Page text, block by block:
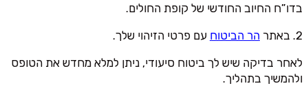
בדו”ח החיוב החודשי של קופת החולים.
2. באתר
הר הביטוח עם פרטי הזיהוי שלך.
לאחר בדיקה שיש לך ביטוח סיעודי, ניתן למלא מחדש את הטופס
ולהמשיך בתהליך.